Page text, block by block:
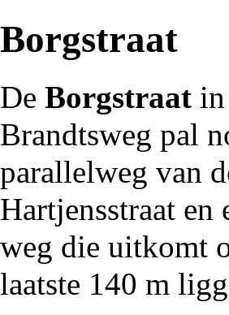
Borgstraat
De Borgstraat in
Brandtsweg pal
parallelweg van
Hartjensstraat en
weg die uitkomt
laatste 140 m